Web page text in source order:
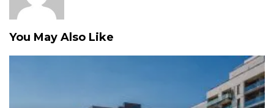
You May Also Like